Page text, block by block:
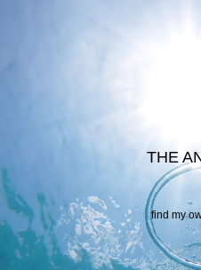
THE
find my